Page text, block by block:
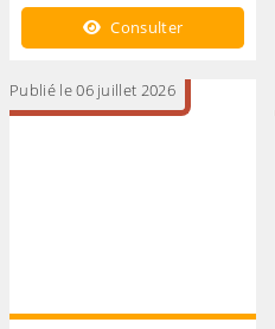
Consulter
Publié le 06 juillet 2026